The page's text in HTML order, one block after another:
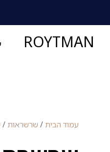
ROYTMAN
עמוד הבית / שרשראות /